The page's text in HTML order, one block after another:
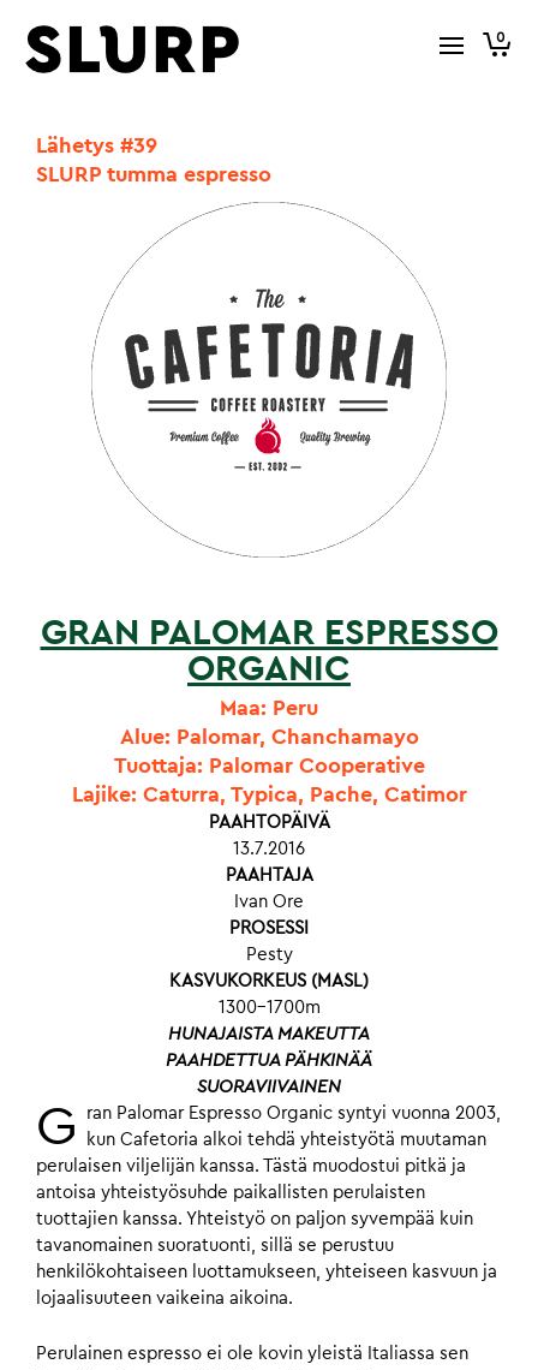
0
Lähetys #39
SLURP tumma espresso
GRAN PALOMAR ESPRESSO
ORGANIC
Maa: Peru
Alue: Palomar, Chanchamayo
Tuottaja: Palomar Cooperative
Lajike: Caturra, Typica, Pache, Catimor
PAAHTOPÄIVÄ
13.7.2016
PAAHTAJA
Ivan Ore
PROSESSI
Pesty
KASVUKORKEUS (MASL)
1300-1700m
HUNAJAISTA MAKEUTTA
PAAHDETTUA PÄHKINÄÄ
SUORAVIIVAINEN
G
ran Palomar Espresso Organic syntyi vuonna 2003,
kun Cafetoria alkoi tehdä yhteistyötä muutaman
perulaisen viljelijän kanssa. Tästä muodostui pitkä ja
antoisa yhteistyösuhde paikallisten perulaisten
tuottajien kanssa. Yhteistyö on paljon syvempää kuin
tavanomainen suoratuonti, sillä se perustuu
henkilökohtaiseen luottamukseen, yhteiseen kasvuun ja
lojaalisuuteen vaikeina aikoina.
Perulainen espresso ei ole kovin yleistä Italiassa sen